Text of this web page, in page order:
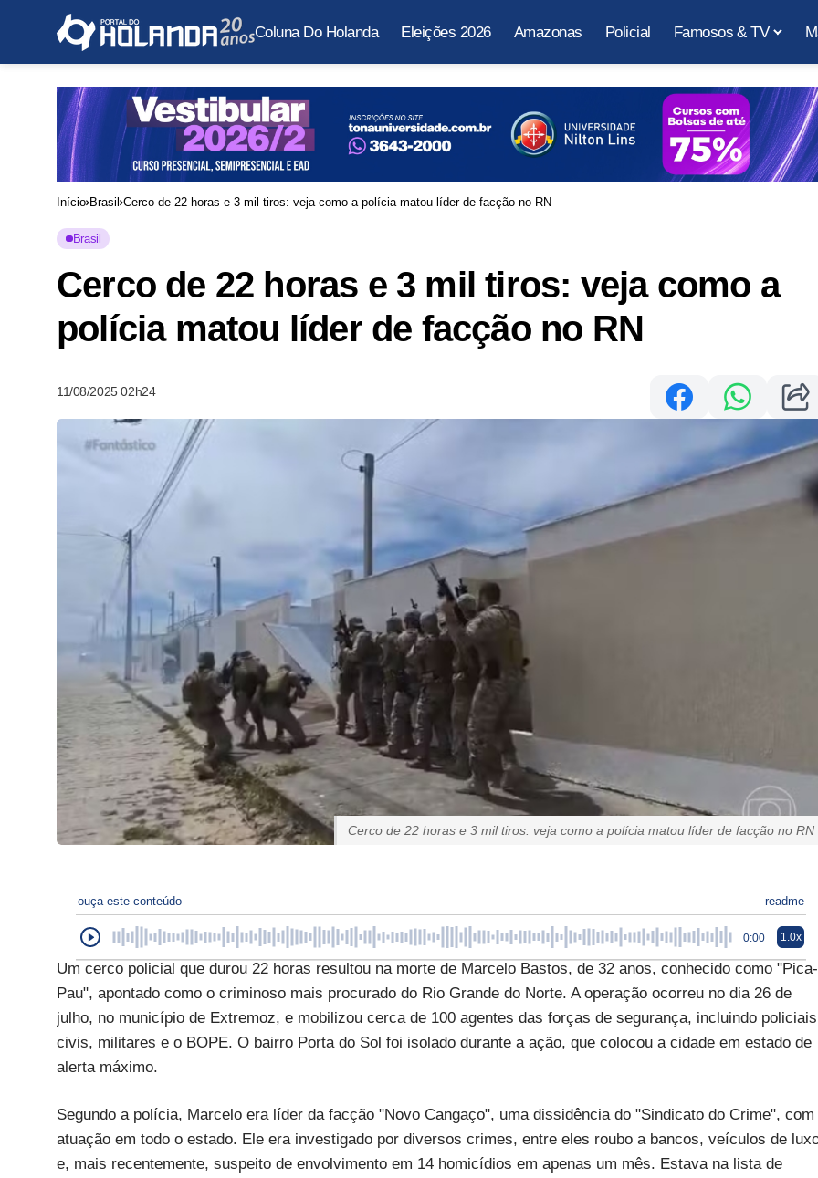
Coluna Do Holanda Eleições 2026 Amazonas Policial Famosos & TV
Início Brasil Cerco de 22 horas e 3 mil tiros: veja como a polícia matou líder de facção no RN
Brasil
Cerco de 22 horas e 3 mil tiros: veja como a
polícia matou líder de facção no RN
11/08/2025 02h24
Cerco de 22 horas e 3 mil tiros: veja como a polícia matou líder de facção no RN
ouça este conteúdo readme
0:00 1.0x
Um cerco policial que durou 22 horas resultou na morte de Marcelo Bastos, de 32 anos, conhecido como "Pica-
Pau", apontado como o criminoso mais procurado do Rio Grande do Norte. A operação ocorreu no dia 26 de
julho, no município de Extremoz, e mobilizou cerca de 100 agentes das forças de segurança, incluindo policiais
civis, militares e o BOPE. O bairro Porta do Sol foi isolado durante a ação, que colocou a cidade em estado de
alerta máximo.
Segundo a polícia, Marcelo era líder da facção "Novo Cangaço", uma dissidência do "Sindicato do Crime", com
atuação em todo o estado. Ele era investigado por diversos crimes, entre eles roubo a bancos, veículos de
e, mais recentemente, suspeito de envolvimento em 14 homicídios em apenas um mês. Estava na lista de